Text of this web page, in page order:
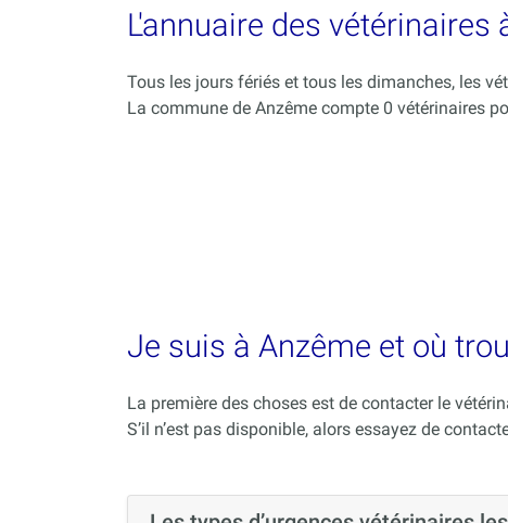
L'annuaire des vétérinaires
Tous les jours fériés et tous les dimanches, les
La commune de Anzême compte 0 vétérinaires
Je suis à Anzême et où
La première des choses est de contacter le
S’il n’est pas disponible, alors essayez de